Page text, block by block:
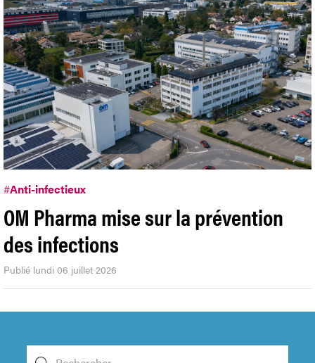
#Anti-infectieux
OM Pharma mise sur la prévention
des infections
Publié lundi 06 juillet 2026